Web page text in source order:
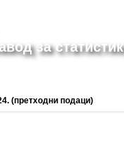
за
(претходни подаци)